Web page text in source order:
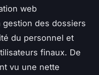
web
gestion des dossiers
du personnel et
finaux. De
vu une nette